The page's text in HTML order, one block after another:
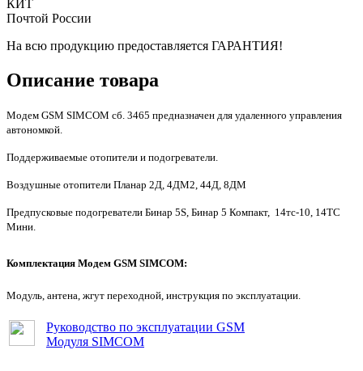
КИТ
Почтой России
На всю продукцию предоставляется ГАРАНТИЯ!
Описание товара
Модем GSM SIMCOM сб. 3465 предназначен для удаленного управления
автономкой.
Поддерживаемые отопители и подогреватели.
Воздушные отопители Планар 2Д, 4ДМ2, 44Д, 8ДМ
Предпусковые подогреватели Бинар 5S, Бинар 5 Компакт, 14тс-10, 14ТС
Мини.
Комплектация Модем GSM SIMCOM:
Модуль, антена, жгут переходной, инструкция по эксплуатации.
Руководство по эксплуатации GSM
Модуля SIMCOM